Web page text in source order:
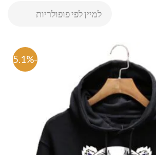
-75.1%